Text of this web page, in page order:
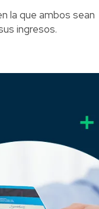
la que ambos sean
ingresos.